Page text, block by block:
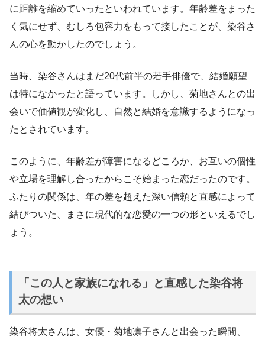
に距離を縮めていったといわれています。年齢差をまった
く気にせず、むしろ包容力をもって接したことが、染谷さ
んの心を動かしたのでしょう。
当時、染谷さんはまだ20代前半の若手俳優で、結婚願望
は特になかったと語っています。しかし、菊地さんとの出
会いで価値観が変化し、自然と結婚を意識するようになっ
たとされています。
このように、年齢差が障害になるどころか、お互いの個性
や立場を理解し合ったからこそ始まった恋だったのです。
ふたりの関係は、年の差を超えた深い信頼と直感によって
結びついた、まさに現代的な恋愛の一つの形といえるでし
ょう。
「この人と家族になれる」と直感した染谷将
太の想い
染谷将太さんは、女優・菊地凛子さんと出会った瞬間、